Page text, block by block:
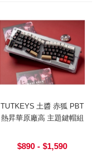
TUTKEYS 土醬 赤狐 PBT
熱昇華原廠高 主題鍵帽組
$890 - $1,590